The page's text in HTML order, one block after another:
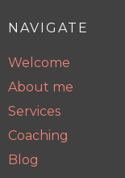
NAVIGATE
Welcome
About me
Services
Coaching
Blog